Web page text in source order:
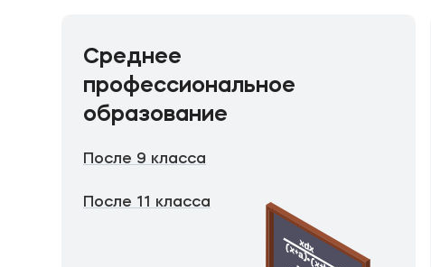
Среднее
профессиональное
образование
После 9 класса
После 11 класса